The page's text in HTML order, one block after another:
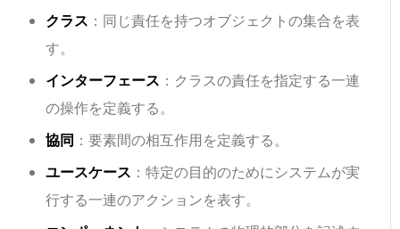
クラス ：同じ責任を持つオブジェクトの集合を表
す。
インターフェース ：クラスの責任を指定する一連
の操作を定義する。
協同 ：要素間の相互作用を定義する。
ユースケース ：特定の目的のためにシステムが実
行する一連のアクションを表す。